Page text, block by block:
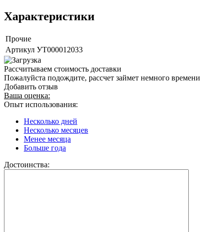
Характеристики
Прочие
Артикул УТ000012033
Рассчитываем стоимость доставки
Пожалуйста подождите, рассчет займет немного времени
Добавить отзыв
Ваша оценка:
Опыт использования:
Несколько дней
Несколько месяцев
Менее месяца
Больше года
Достоинства: